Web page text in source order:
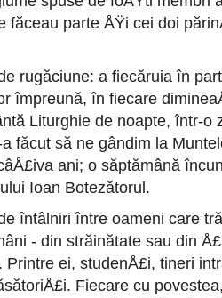
făceau parte ÅŸi cei doi
rugăciune: a fiecăruia în
împreună, în fiecare
Liturghie de noapte, într-o
făcut să ne gândim la
ani; o săptămână
Ioan Botezătorul.
întâlniri între oameni care
- din străinătate sau din
Printre ei, studenÅ£i, tineri
Fiecare cu